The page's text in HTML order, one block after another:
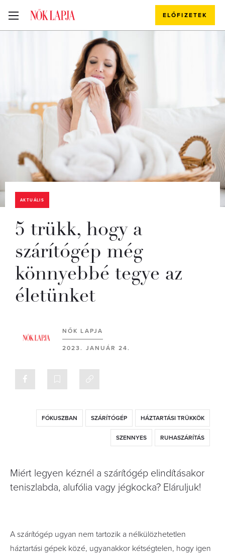
ELŐFIZETEK
AKTUÁLIS
5 trükk, hogy a
szárítógép még
könnyebbé tegye az
életünket
NŐK LAPJA
2023. JANUÁR 24.
FÓKUSZBAN SZÁRÍTÓGÉP HÁZTARTÁSI TRÜKKÖK
SZENNYES RUHASZÁRÍTÁS
Miért legyen kéznél a szárítógép elindításakor
teniszlabda, alufólia vagy jégkocka? Eláruljuk!
A szárítógép ugyan nem tartozik a nélkülözhetetlen
háztartási gépek közé, ugyanakkor kétségtelen, hogy igen